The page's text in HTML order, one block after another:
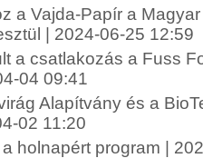
a Vajda-Papír a
| 2024-06-25 12:59
a csatlakozás a Fuss
04 09:41
Alapítvány és a
02 11:20
holnapért program |